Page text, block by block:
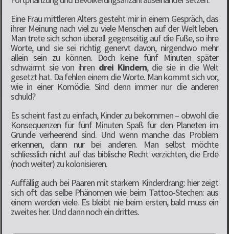
Eine Frau mittleren Alters gesteht mir in einem Gespräch, das
ihrer Meinung nach viel zu viele Menschen auf der Welt leben.
Man trete sich schon überall gegenseitig auf die Füße, so ihre
Worte, und sie sei richtig genervt davon, nirgendwo mehr
allein sein zu können. Doch keine fünf Minuten später
schwärmt sie von ihren drei Kindern, die sie in die Welt
gesetzt hat. Da fehlen einem die Worte. Man kommt sich vor,
wie in einer Komödie. Sind denn immer nur die anderen
schuld?
Es scheint fast zu einfach, Kinder zu bekommen – obwohl die
Konsequenzen für fünf Minuten Spaß für den Planeten im
Grunde verheerend sind. Und wenn manche das Problem
erkennen, dann nur bei anderen. Man selbst möchte
schliesslich nicht auf das biblische Recht verzichten, die Erde
(noch weiter) zu kolonisieren.
Auffällig auch bei Paaren mit starkem Kinderdrang: hier zeigt
sich oft das selbe Phänomen wie beim Tattoo-Stechen: aus
einem werden viele. Es bleibt nie beim ersten, bald muss ein
zweites her. Und dann noch ein drittes.